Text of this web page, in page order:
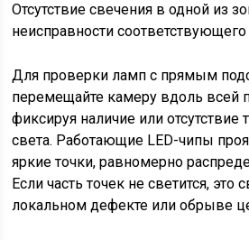
Отсутствие свечения в одной из
неисправности соответствующего
Для проверки ламп с прямым
перемещайте камеру вдоль всей
фиксируя наличие или отсутствие
света. Работающие LED-чипы
яркие точки, равномерно
Если часть точек не светится, это
локальном дефекте или обрыве